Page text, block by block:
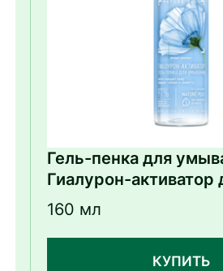
Гель-пенка для
Гиалурон-активатор
типов кожи с
василька
160 мл
КУПИТЬ